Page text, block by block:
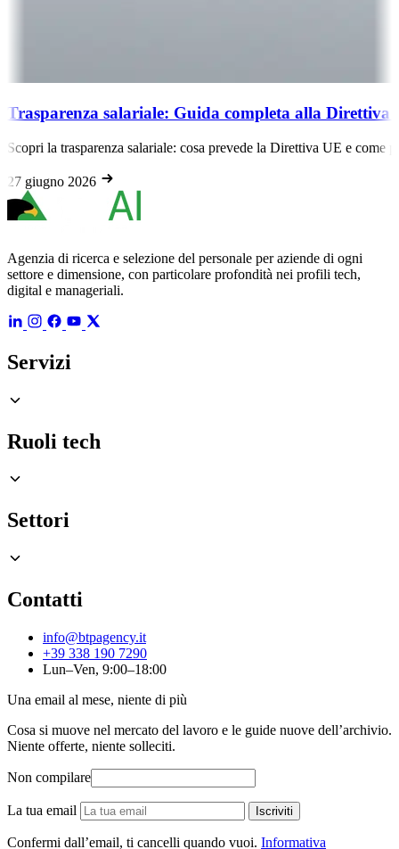
Trasparenza salariale: Guida completa alla Direttiva
Scopri la trasparenza salariale: cosa prevede la Direttiva UE e come
27 giugno 2026
Agenzia di ricerca e selezione del personale per aziende di ogni
settore e dimensione, con particolare profondità nei profili tech,
digital e manageriali.
Servizi
Ruoli tech
Settori
Contatti
info@btpagency.it
+39 338 190 7290
Lun–Ven, 9:00–18:00
Una email al mese, niente di più
Cosa si muove nel mercato del lavoro e le guide nuove dell’archivio.
Niente offerte, niente solleciti.
Non compilare
La tua email Iscriviti
Confermi dall’email, ti cancelli quando vuoi. Informativa